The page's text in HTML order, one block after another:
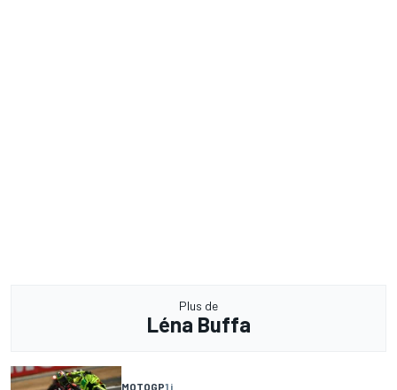
Plus de
Léna Buffa
MOTOGP1 j